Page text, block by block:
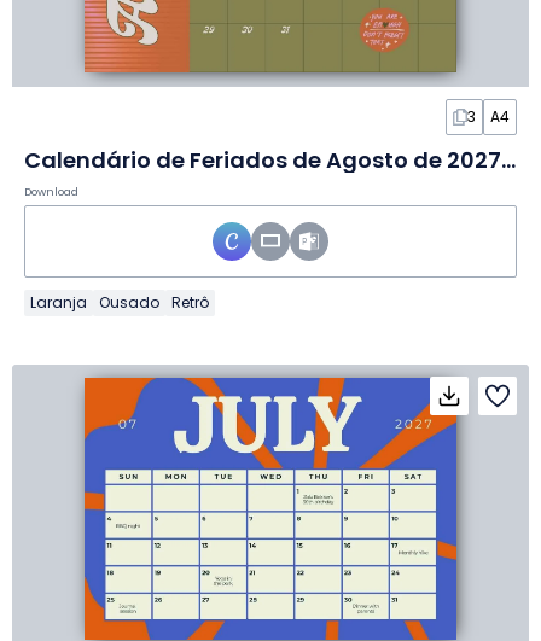
3 A4
Calendário de Feriados de Agosto de 2027 em Slides
Download
Laranja Ousado Retrô